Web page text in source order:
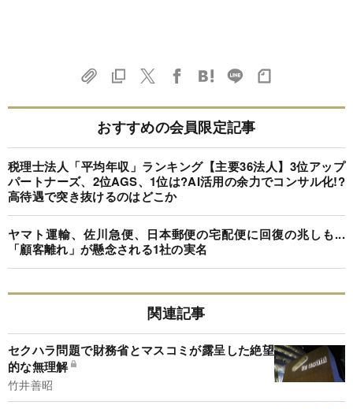
おすすめの会員限定記事
税理士法人「平均年収」ランキング【主要36法人】3位アップ
パートナーズ、2位AGS、1位は?AI活用の余力でコンサル化!?
高待遇で突き抜けるのはどこか
ヤマト運輸、佐川急便、日本郵便の宅配便に回復の兆しも...
「顧客離れ」が懸念される1社の実名
関連記事
セクハラ問題で財務省とマスコミが露呈した絶望
的な無理解
竹井善昭